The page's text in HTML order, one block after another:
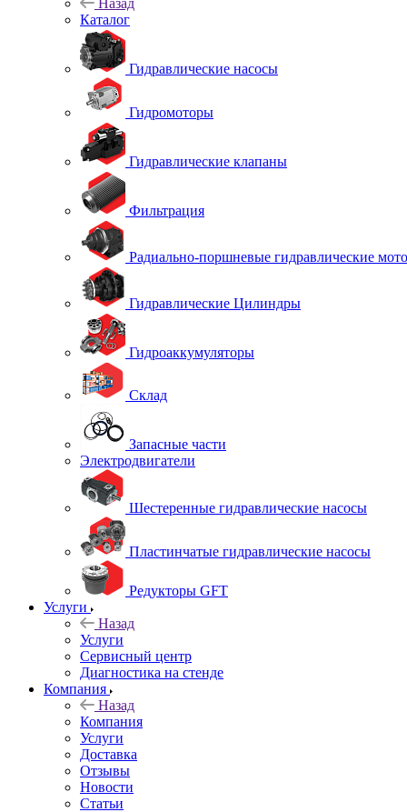
Назад
Каталог
Гидравлические насосы
Гидромоторы
Гидравлические клапаны
Фильтрация
Радиально-поршневые гидравлические
Гидравлические Цилиндры
Гидроаккумуляторы
Склад
Запасные части
Электродвигатели
Шестеренные гидравлические насосы
Пластинчатые гидравлические насосы
Редукторы GFT
Услуги
Назад
Услуги
Сервисный центр
Диагностика на стенде
Компания
Назад
Компания
Услуги
Доставка
Отзывы
Новости
Статьи